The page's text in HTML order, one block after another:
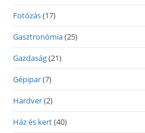
Fotózás(17)
Gasztronómia(25)
Gazdaság(21)
Gépipar(7)
Hardver(2)
Ház és kert(40)